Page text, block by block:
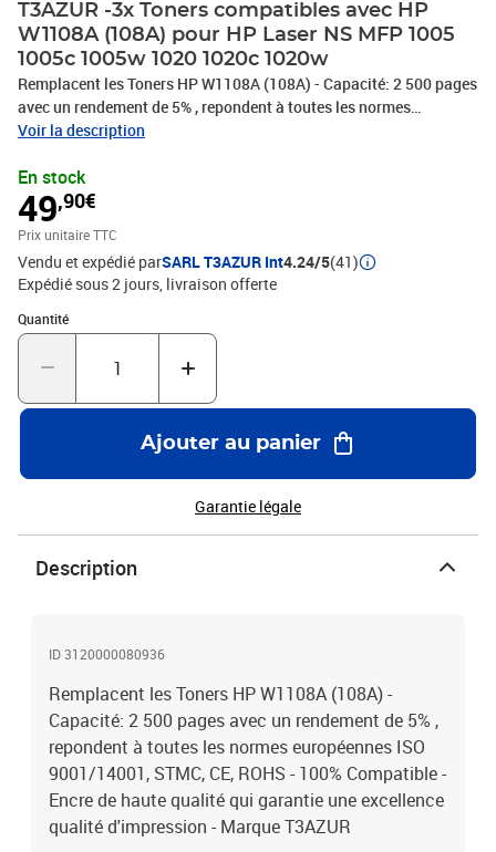
T3AZUR -3x Toners compatibles avec HP
W1108A (108A) pour HP Laser NS MFP 1005
1005c 1005w 1020 1020c 1020w
Remplacent les Toners HP W1108A (108A) - Capacité: 2 500 pages
avec un rendement de 5% , repondent à toutes les normes
européennes ISO 9001/14001, STMC, CE, ROHS - 100%
qualité d'impression - Marque T3AZUR
Voir la description
En stock
49,90€
Prix unitaire TTC
Vendu et expédié parSARL T3AZUR Int4.24/5(41)
Expédié sous 2 jours livraison offerte
Quantité
Quantité : 1
Ajouter au panier
Garantie légale
Description
ID 3120000080936
Remplacent les Toners HP W1108A (108A) -
Capacité: 2 500 pages avec un rendement de 5% ,
repondent à toutes les normes européennes ISO
9001/14001, STMC, CE, ROHS - 100% Compatible -
Encre de haute qualité qui garantie une excellence
qualité d'impression - Marque T3AZUR